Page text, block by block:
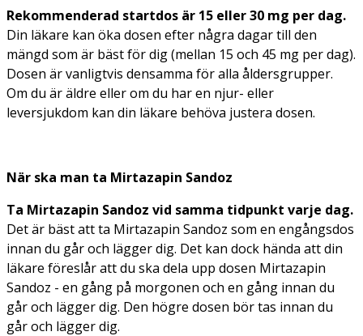
Rekommenderad startdos är 15 eller 30 mg per dag.
Din läkare kan öka dosen efter några dagar till den
mängd som är bäst för dig (mellan 15 och 45 mg per dag).
Dosen är vanligtvis densamma för alla åldersgrupper.
Om du är äldre eller om du har en njur- eller
leversjukdom kan din läkare behöva justera dosen.
När ska man ta Mirtazapin Sandoz
Ta Mirtazapin Sandoz vid samma tidpunkt varje dag.
Det är bäst att ta Mirtazapin Sandoz som en engångsdos
innan du går och lägger dig. Det kan dock hända att din
läkare föreslår att du ska dela upp dosen Mirtazapin
Sandoz - en gång på morgonen och en gång innan du
går och lägger dig. Den högre dosen bör tas innan du
går och lägger dig.